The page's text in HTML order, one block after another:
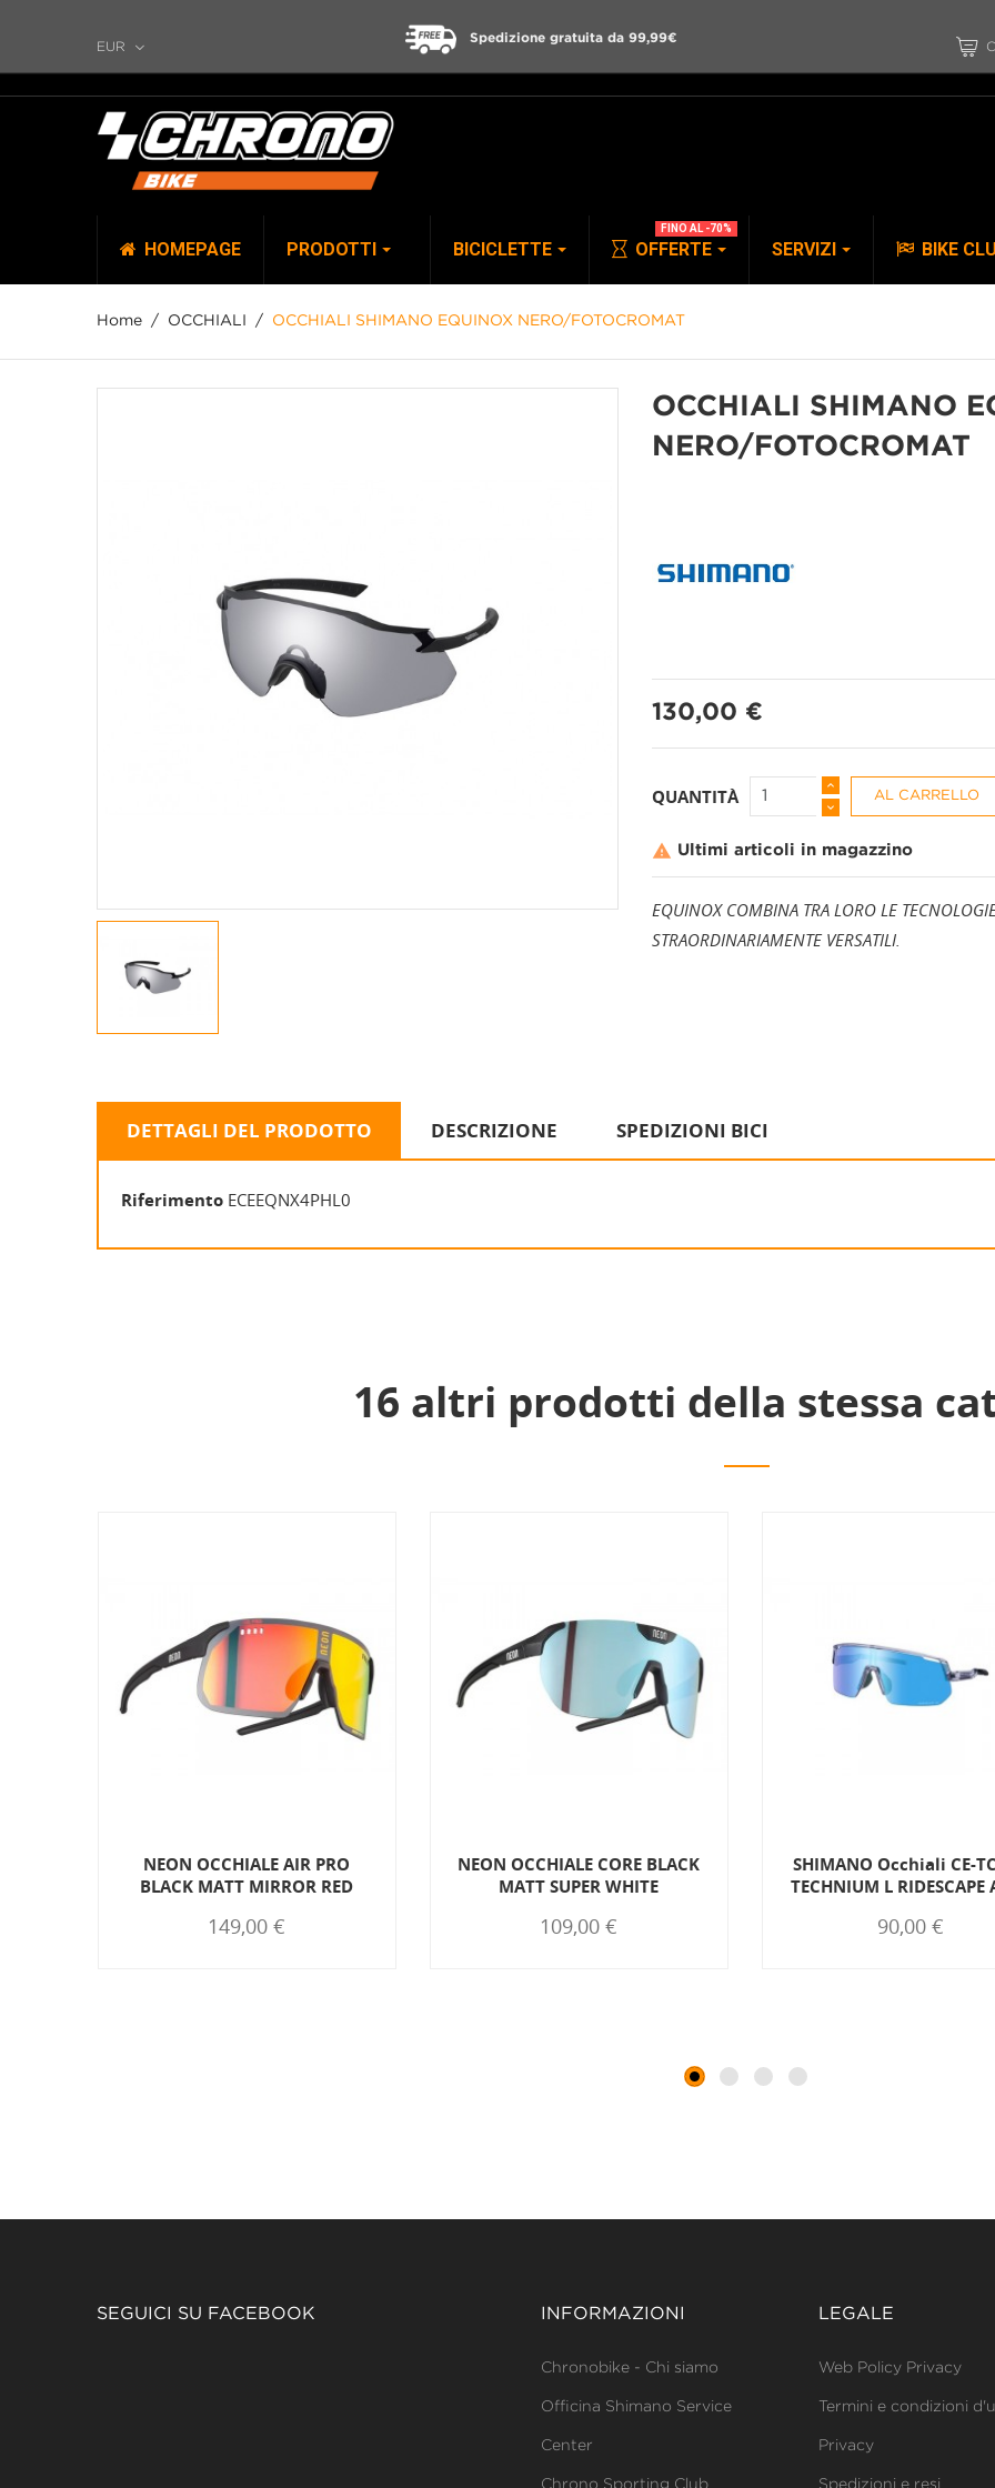
EUR
Spedizione gratuita da 99,99€
HOMEPAGE PRODOTTI
TOP
GIACCHE
MAGLIE A M. CORTE
PANTALONI
PANTALONI LUNGHI COPRISCARPE
GAMBALI
GUANTI
MANICOTTI
BICICLETTE OFFERTE
FINO AL -70%
SERVIZI BIKE
Home OCCHIALI OCCHIALI SHIMANO EQUINOX NERO/FOTOCROMAT
OCCHIALI SHIMANO
NERO/FOTOCROMAT
130,00 €
QUANTITÀ AL CARRELLO
 Ultimi articoli in magazzino
EQUINOX COMBINA TRA LORO LE
STRAORDINARIAMENTE VERSATILI.
DETTAGLI DEL PRODOTTO DESCRIZIONE SPEDIZIONI BICI
Riferimento ECEEQNX4PHL0
16 altri prodotti della stessa
NEON OCCHIALE AIR PRO
BLACK MATT MIRROR RED
149,00 €
NEON OCCHIALE CORE BLACK
MATT SUPER WHITE
109,00 €
SHIMANO Occhiali CE-
TECHNIUM L RIDESCAPE
90,00 €
SEGUICI SU FACEBOOK INFORMAZIONI
Chronobike - Chi siamo
Officina Shimano Service
Center
Chrono Sporting Club
LEGALE
Web Policy Privacy
Termini e condizioni
Privacy
Spedizioni e resi